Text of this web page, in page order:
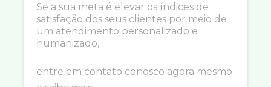
Se a sua meta é elevar os índices de
satisfação dos seus clientes por meio de
um atendimento personalizado e
humanizado,
entre em contato conosco agora mesmo